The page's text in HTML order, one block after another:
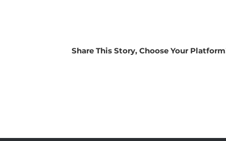
Share This Story, Choose Your